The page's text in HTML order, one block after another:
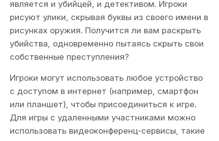
является и убийцей, и детективом. Игроки
рисуют улики, скрывая буквы из своего имени в
рисунках оружия. Получится ли вам раскрыть
убийства, одновременно пытаясь скрыть свои
собственные преступления?
Игроки могут использовать любое устройство
с доступом в интернет (например, смартфон
или планшет), чтобы присоединиться к игре.
Для игры с удаленными участниками можно
использовать видеоконференц-сервисы, такие